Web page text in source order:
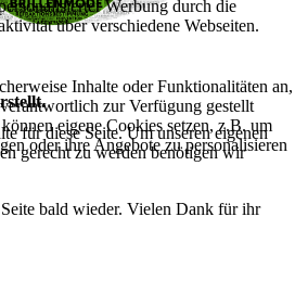
für diese Seite. Um unseren eigenen
gerecht zu werden benötigen wir
bald wieder. Vielen Dank für ihr
Werbung durch die
über verschiedene Webseiten.
Inhalte oder Funktionalitäten an,
zur Verfügung gestellt
eigene Cookies setzen, z.B. um
oder ihre Angebote zu personalisieren